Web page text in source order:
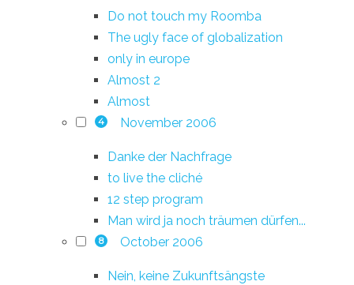
Do not touch my Roomba
The ugly face of globalization
only in europe
Almost 2
Almost
4 November 2006
Danke der Nachfrage
to live the cliché
12 step program
Man wird ja noch träumen dürfen...
8 October 2006
Nein, keine Zukunftsängste